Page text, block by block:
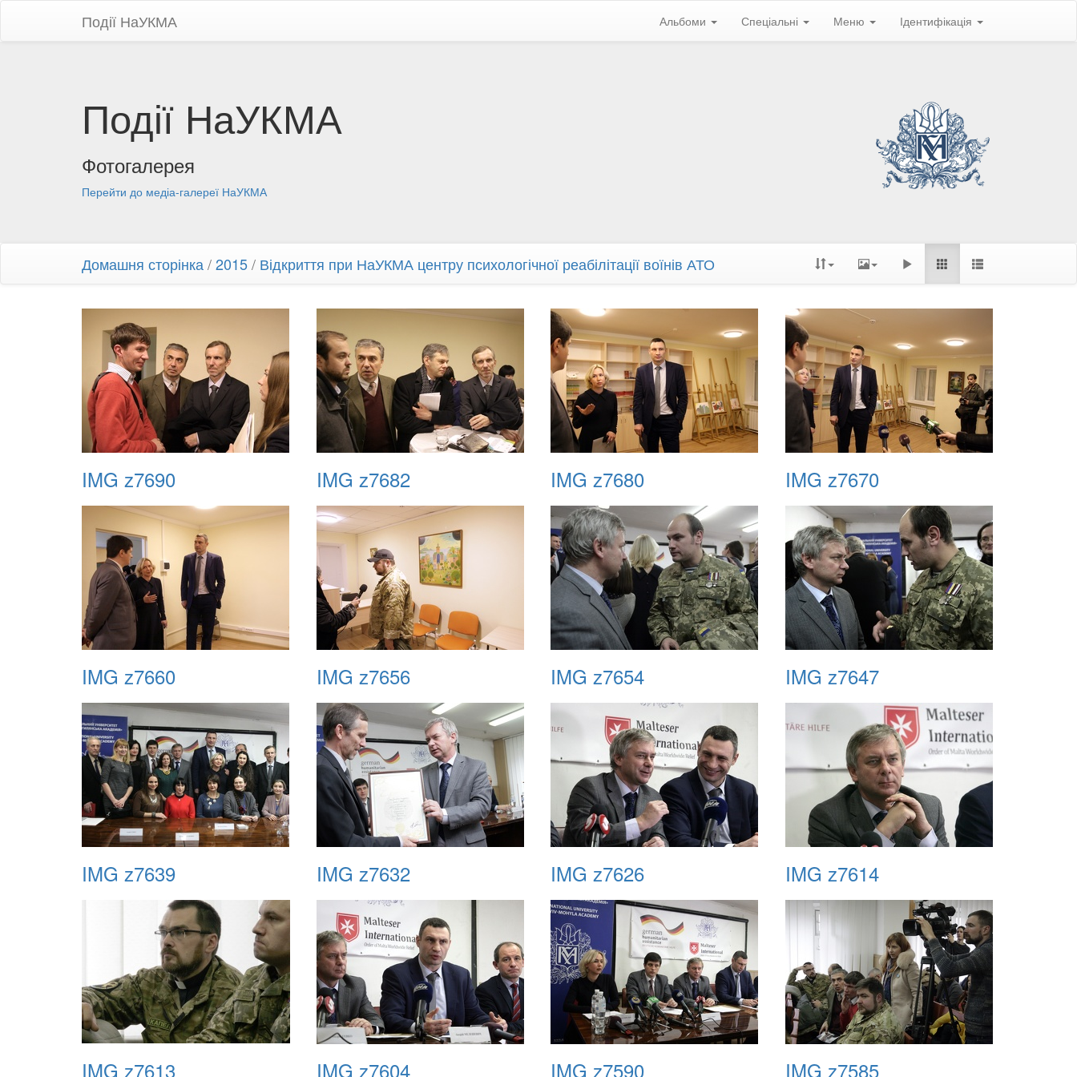
Події НаУКМА Альбоми Спеціальні Меню Ідентифікація
Події НаУКМА
Фотогалерея
Перейти до медіа-галереї НаУКМА
Домашня сторінка /2015/ Відкриття при НаУКМА центру психологічної реабілітації воїнів АТО
IMG z7690 IMG z7682 IMG z7680 IMG z7670
IMG z7660 IMG z7656 IMG z7654 IMG z7647
IMG z7639 IMG z7632 IMG z7626 IMG z7614
IMG z7613 IMG z7604 IMG z7590 IMG z7585